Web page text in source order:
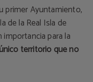
primer Ayuntamiento,
de la Real Isla de
para la
territorio que no